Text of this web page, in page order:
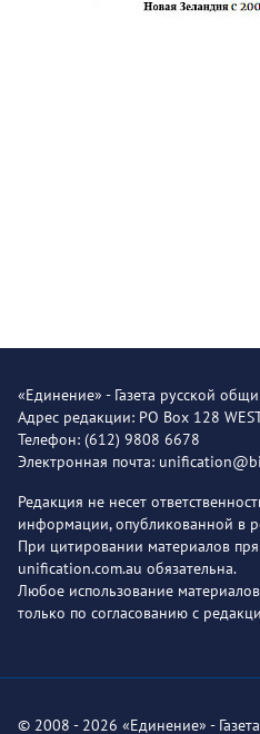
«Единение» - Газета русской
Адрес редакции: PO Box 128
Телефон: (612) 9808 6678
Электронная почта:
Редакция не несет
информации, опубликованной в
При цитировании материалов
unification.com.au обязательна.
Любое использование
только по согласованию с
© 2008 - 2026 «Единение» -